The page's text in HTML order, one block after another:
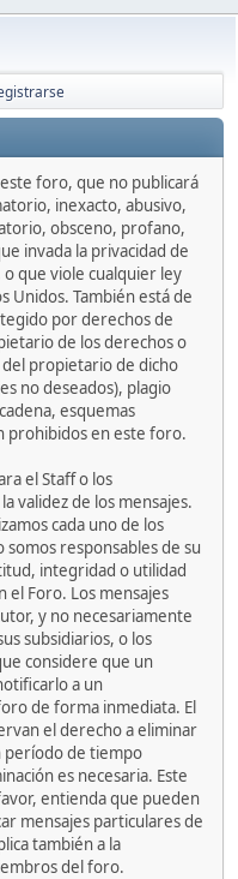
foro, que no publicará
inexacto, abusivo,
obsceno, profano,
invada la privacidad de
que viole cualquier ley
Unidos. También está de
por derechos de
de los derechos o
propietario de dicho
no deseados), plagio
esquemas
prohibidos en este foro.
el Staff o los
validez de los mensajes.
cada uno de los
responsables de su
integridad o utilidad
el Foro. Los mensajes
y no necesariamente
subsidiarios, o los
considere que un
a un
de forma inmediata. El
el derecho a eliminar
período de tiempo
es necesaria. Este
entienda que pueden
mensajes particulares de
también a la
del foro.